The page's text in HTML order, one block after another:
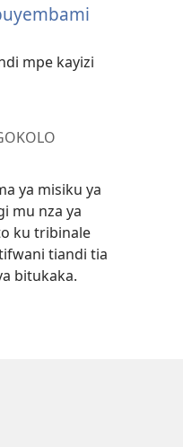
mpe kayizi
ya misiku ya
mu nza ya
ku tribinale
tiandi tia
bitukaka.